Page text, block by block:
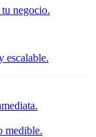
negocio.
escalable.
medible.